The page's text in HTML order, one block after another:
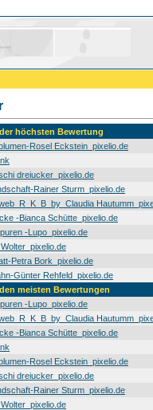
höchsten Bewertung
Rosel Eckstein_pixelio.de
dreiucker_pixelio.de
Rainer Sturm_pixelio.de
-Bianca Schütte_pixelio.de
-Lupo_pixelio.de
Petra Bork_pixelio.de
Günter Rehfeld_pixelio.de
meisten Bewertungen
-Lupo_pixelio.de
-Bianca Schütte_pixelio.de
Rosel Eckstein_pixelio.de
dreiucker_pixelio.de
Rainer Sturm_pixelio.de